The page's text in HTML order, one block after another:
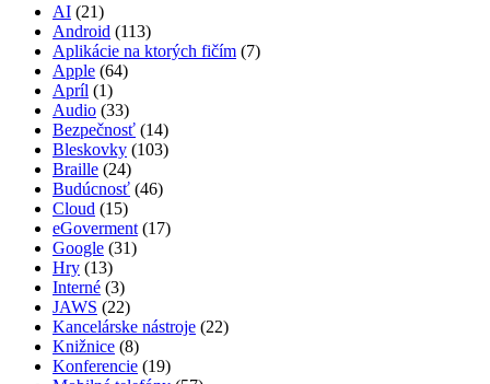
AI (21)
Android (113)
Aplikácie na ktorých fičím (7)
Apple (64)
Apríl (1)
Audio (33)
Bezpečnosť (14)
Bleskovky (103)
Braille (24)
Budúcnosť (46)
Cloud (15)
eGoverment (17)
Google (31)
Hry (13)
Interné (3)
JAWS (22)
Kancelárske nástroje (22)
Knižnice (8)
Konferencie (19)